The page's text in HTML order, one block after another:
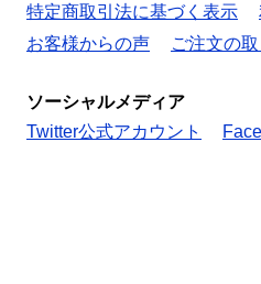
特定商取引法に基づく表示
お客様からの声
ご注文の
ソーシャルメディア
Twitter公式アカウント